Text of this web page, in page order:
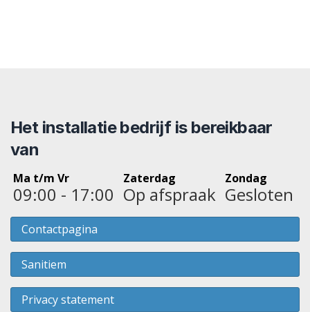
Het installatie bedrijf is bereikbaar
van
Ma t/m Vr
09:00 - 17:00
Zaterdag
Op afspraak
Zondag
Gesloten
Contactpagina
Sanitiem
Privacy statement